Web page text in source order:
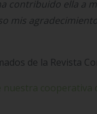
contribuido ella a
mis
de la Revista